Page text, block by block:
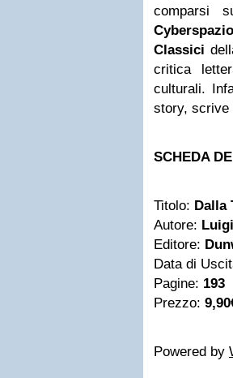
comparsi
Cyberspazio
Classici
critica
culturali.
story, scrive
SCHEDA
Titolo: Dalla
Autore:
Editore:
Data di
Pagine: 193
Prezzo:
Powered by